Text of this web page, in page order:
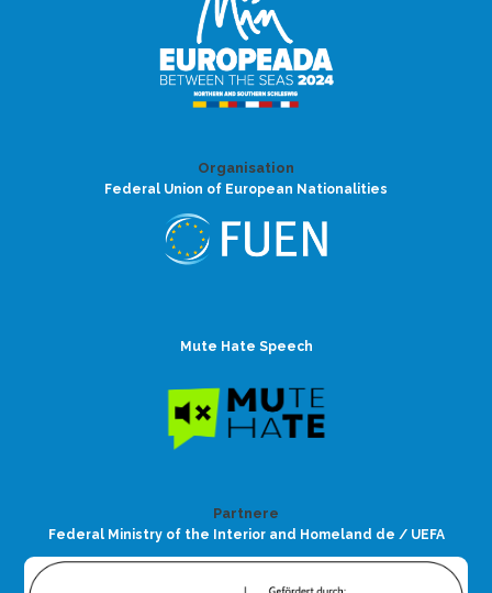
Organisation
Federal Union of European Nationalities
Mute Hate Speech
Partnere
Federal Ministry of the Interior and Homeland de / UEFA